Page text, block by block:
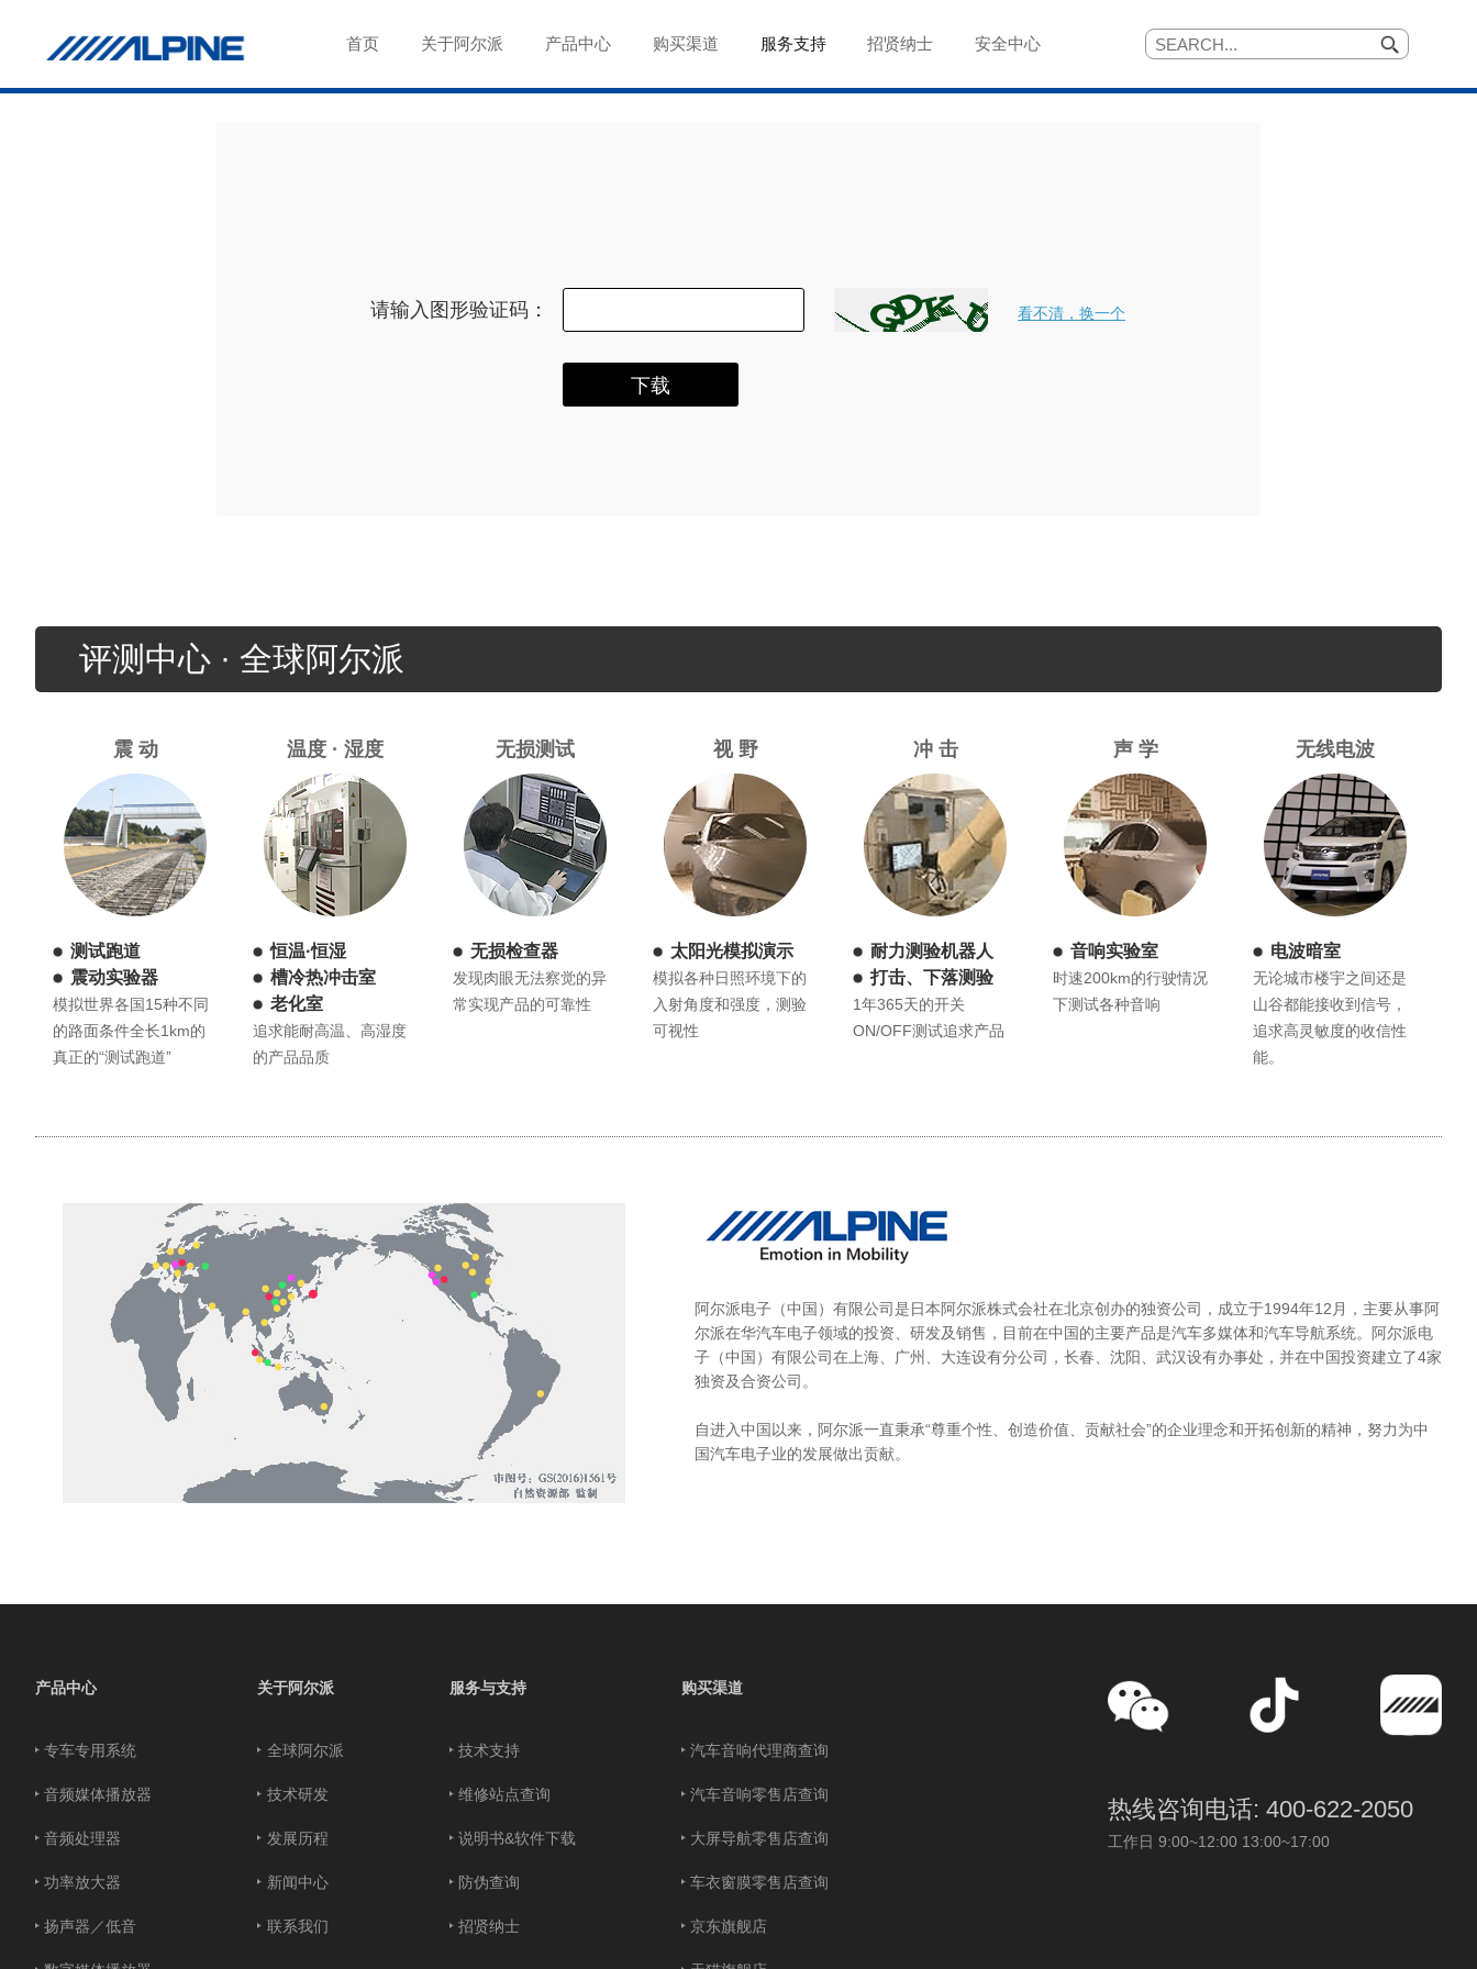
首页 关于阿尔派 产品中心 购买渠道 服务支持 招贤纳士 安全中心
请输入图形验证码： 看不清，换一个
下载
评测中心 · 全球阿尔派
震 动
测试跑道
震动实验器
模拟世界各国15种不同
的路面条件全长1km的
真正的“测试跑道”
温度 · 湿度
恒温·恒湿
槽冷热冲击室
老化室
追求能耐高温、高湿度
的产品品质
无损测试
无损检查器
发现肉眼无法察觉的异
常实现产品的可靠性
视 野
太阳光模拟演示
模拟各种日照环境下的
入射角度和强度，测验
可视性
冲 击
耐力测验机器人
打击、下落测验
1年365天的开关
ON/OFF测试追求产品
声 学
音响实验室
时速200km的行驶情况
下测试各种音响
无线电波
电波暗室
无论城市楼宇之间还是
山谷都能接收到信号，
追求高灵敏度的收信性
能。
阿尔派电子（中国）有限公司是日本阿尔派株式会社在北京创办的独资公司，成立于1994年12月，主要从事阿
尔派在华汽车电子领域的投资、研发及销售，目前在中国的主要产品是汽车多媒体和汽车导航系统。阿尔派电
子（中国）有限公司在上海、广州、大连设有分公司，长春、沈阳、武汉设有办事处，并在中国投资建立了4家
独资及合资公司。
自进入中国以来，阿尔派一直秉承“尊重个性、创造价值、贡献社会”的企业理念和开拓创新的精神，努力为中
国汽车电子业的发展做出贡献。
产品中心
专车专用系统
音频媒体播放器
音频处理器
功率放大器
扬声器／低音
关于阿尔派
全球阿尔派
技术研发
发展历程
新闻中心
联系我们
服务与支持
技术支持
维修站点查询
说明书&软件下载
防伪查询
招贤纳士
购买渠道
汽车音响代理商查询
汽车音响零售店查询
大屏导航零售店查询
车衣窗膜零售店查询
京东旗舰店
热线咨询电话: 400-622-2050
工作日 9:00~12:00 13:00~17:00